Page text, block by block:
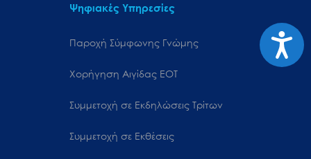
Ψηφιακές Υπηρεσίες
Παροχή Σύμφωνης Γνώμης
Χορήγηση Αιγίδας ΕΟΤ
Συμμετοχή σε Εκδηλώσεις Τρίτων
Συμμετοχή σε Εκθέσεις